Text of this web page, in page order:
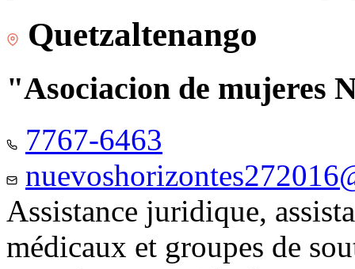
Quetzaltenango
"Asociacion de mujeres
7767-6463
Assistance juridique,
médicaux et groupes de